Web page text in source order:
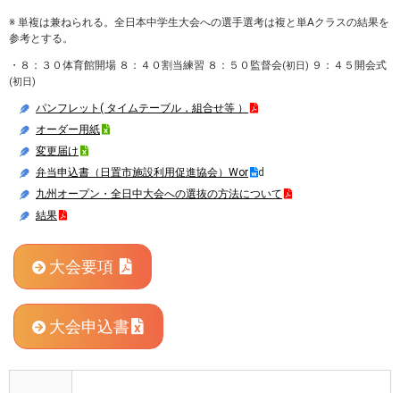
※ 単複は兼ねられる。全日本中学生大会への選手選考は複と単Aクラスの結果を
参考とする。
・８：３０体育館開場 ８：４０割当練習 ８：５０監督会(初日) ９：４５開会式
(初日)
パンフレット( タイムテーブル，組合せ等 ）
オーダー用紙
変更届け
弁当申込書（日置市施設利用促進協会）Wor
d
九州オープン・全日中大会への選抜の方法について
結果
大会要項
大会申込書